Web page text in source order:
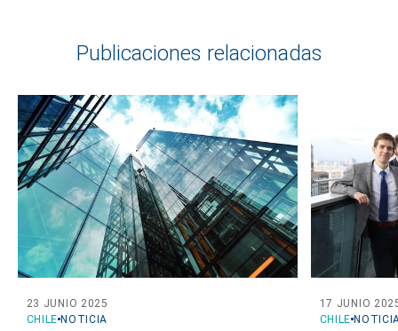
Publicaciones relacionadas
CHILE NOTICIA
23 JUNIO 2025
CHILE
17 JUNIO